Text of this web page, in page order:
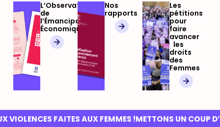
L’Observatoire
de
l’Émancipation
Économique
Nos
rapports
Les
pétitions
pour
faire
avancer
les
droits
des
Femmes
FAITES AUX FEMMES !METTONS UN COUP